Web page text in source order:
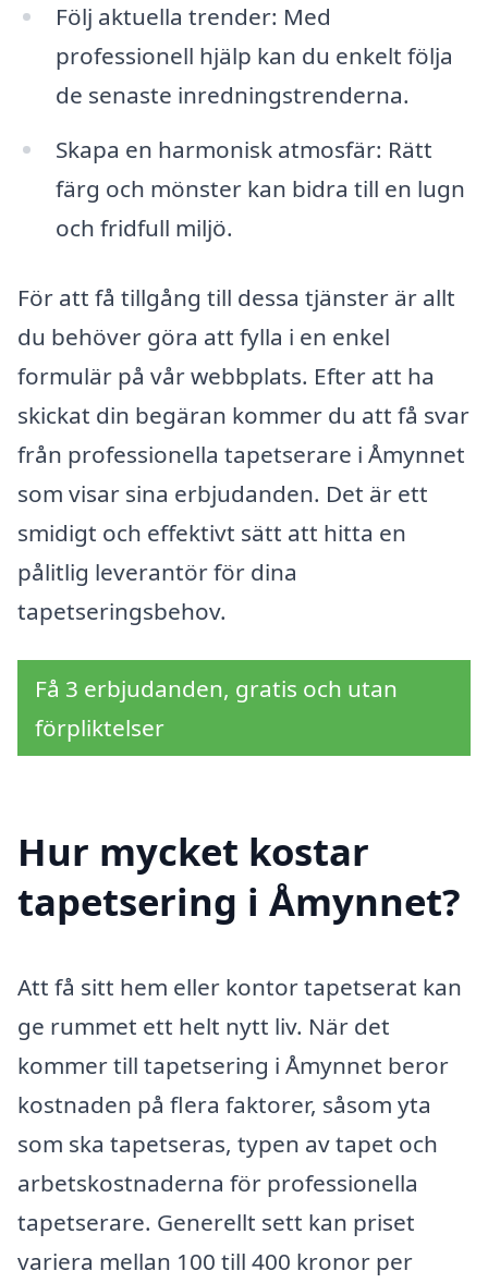
Följ aktuella trender: Med
professionell hjälp kan du enkelt följa
de senaste inredningstrenderna.
Skapa en harmonisk atmosfär: Rätt
färg och mönster kan bidra till en lugn
och fridfull miljö.
För att få tillgång till dessa tjänster är allt
du behöver göra att fylla i en enkel
formulär på vår webbplats. Efter att ha
skickat din begäran kommer du att få svar
från professionella tapetserare i Åmynnet
som visar sina erbjudanden. Det är ett
smidigt och effektivt sätt att hitta en
pålitlig leverantör för dina
tapetseringsbehov.
Få 3 erbjudanden, gratis och utan
förpliktelser
Hur mycket kostar
tapetsering i Åmynnet?
Att få sitt hem eller kontor tapetserat kan
ge rummet ett helt nytt liv. När det
kommer till tapetsering i Åmynnet beror
kostnaden på flera faktorer, såsom yta
som ska tapetseras, typen av tapet och
arbetskostnaderna för professionella
tapetserare. Generellt sett kan priset
variera mellan 100 till 400 kronor per